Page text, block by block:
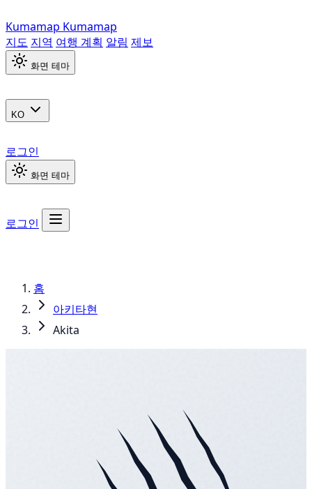
Kumamap Kumamap
지도 지역 여행 계획 알림 제보
화면 테마
KO
로그인
화면 테마
로그인
홈
아키타현
Akita